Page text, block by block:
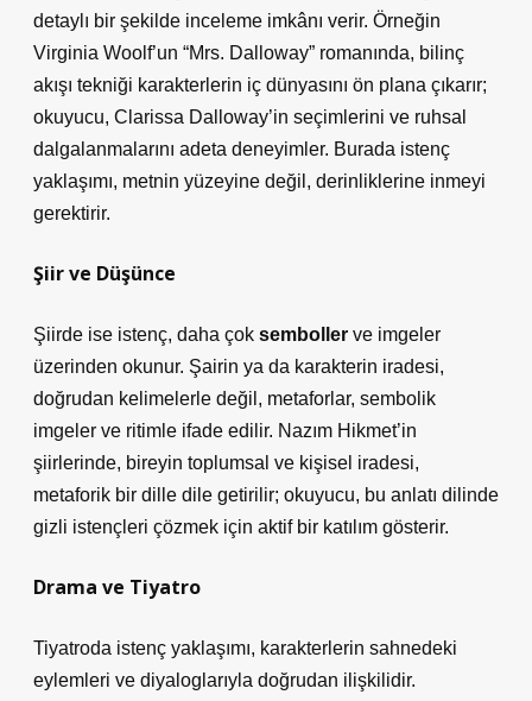
detaylı bir şekilde inceleme imkânı verir. Örneğin
Virginia Woolf’un “Mrs. Dalloway” romanında, bilinç
akışı tekniği karakterlerin iç dünyasını ön plana çıkarır;
okuyucu, Clarissa Dalloway’in seçimlerini ve ruhsal
dalgalanmalarını adeta deneyimler. Burada istenç
yaklaşımı, metnin yüzeyine değil, derinliklerine inmeyi
gerektirir.
Şiir ve Düşünce
Şiirde ise istenç, daha çok semboller ve imgeler
üzerinden okunur. Şairin ya da karakterin iradesi,
doğrudan kelimelerle değil, metaforlar, sembolik
imgeler ve ritimle ifade edilir. Nazım Hikmet’in
şiirlerinde, bireyin toplumsal ve kişisel iradesi,
metaforik bir dille dile getirilir; okuyucu, bu anlatı dilinde
gizli istençleri çözmek için aktif bir katılım gösterir.
Drama ve Tiyatro
Tiyatroda istenç yaklaşımı, karakterlerin sahnedeki
eylemleri ve diyaloglarıyla doğrudan ilişkilidir.